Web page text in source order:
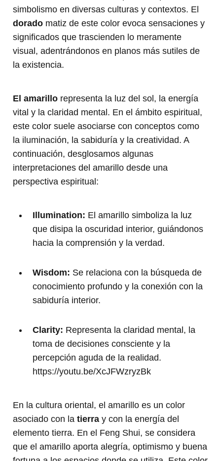
simbolismo en diversas culturas y contextos. El
dorado matiz de este color evoca sensaciones y
significados que trascienden lo meramente
visual, adentrándonos en planos más sutiles de
la existencia.
El amarillo representa la luz del sol, la energía
vital y la claridad mental. En el ámbito espiritual,
este color suele asociarse con conceptos como
la iluminación, la sabiduría y la creatividad. A
continuación, desglosamos algunas
interpretaciones del amarillo desde una
perspectiva espiritual:
Illumination: El amarillo simboliza la luz
que disipa la oscuridad interior, guiándonos
hacia la comprensión y la verdad.
Wisdom: Se relaciona con la búsqueda de
conocimiento profundo y la conexión con la
sabiduría interior.
Clarity: Representa la claridad mental, la
toma de decisiones consciente y la
percepción aguda de la realidad.
https://youtu.be/XcJFWzryzBk
En la cultura oriental, el amarillo es un color
asociado con la tierra y con la energía del
elemento tierra. En el Feng Shui, se considera
que el amarillo aporta alegría, optimismo y buena